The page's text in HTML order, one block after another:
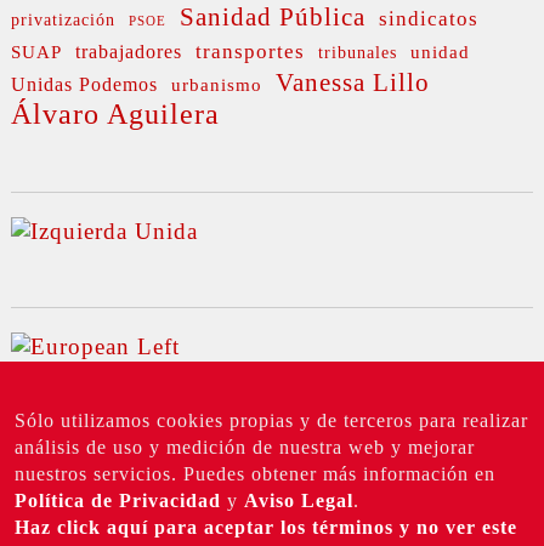
privatización PSOE Sanidad Pública sindicatos
SUAP trabajadores transportes tribunales unidad
Unidas Podemos urbanismo Vanessa Lillo
Álvaro Aguilera
Top|© 2026 IU Madrid TUIZQUIERDA |
Sólo utilizamos cookies propias y de terceros para realizar
análisis de uso y medición de nuestra web y mejorar
nuestros servicios. Puedes obtener más información en
Política de Privacidad y Aviso Legal.
Haz click aquí para aceptar los términos y no ver este